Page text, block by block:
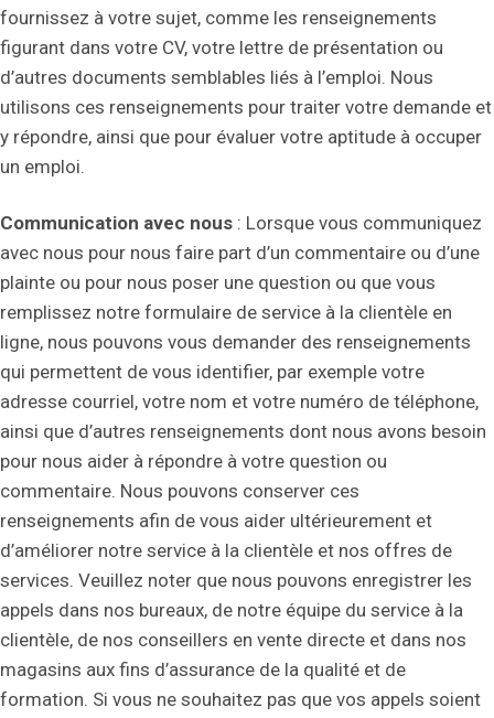
fournissez à votre sujet, comme les renseignements
figurant dans votre CV, votre lettre de présentation ou
d’autres documents semblables liés à l’emploi. Nous
utilisons ces renseignements pour traiter votre demande et
y répondre, ainsi que pour évaluer votre aptitude à occuper
un emploi.
Communication avec nous : Lorsque vous communiquez
avec nous pour nous faire part d’un commentaire ou d’une
plainte ou pour nous poser une question ou que vous
remplissez notre formulaire de service à la clientèle en
ligne, nous pouvons vous demander des renseignements
qui permettent de vous identifier, par exemple votre
adresse courriel, votre nom et votre numéro de téléphone,
ainsi que d’autres renseignements dont nous avons besoin
pour nous aider à répondre à votre question ou
commentaire. Nous pouvons conserver ces
renseignements afin de vous aider ultérieurement et
d’améliorer notre service à la clientèle et nos offres de
services. Veuillez noter que nous pouvons enregistrer les
appels dans nos bureaux, de notre équipe du service à la
clientèle, de nos conseillers en vente directe et dans nos
magasins aux fins d’assurance de la qualité et de
formation. Si vous ne souhaitez pas que vos appels soient